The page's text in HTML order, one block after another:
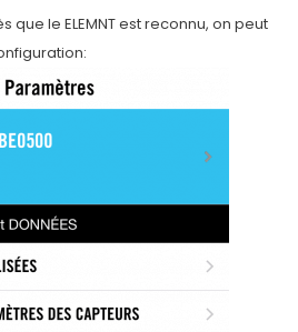
que le ELEMNT est reconnu, on peut